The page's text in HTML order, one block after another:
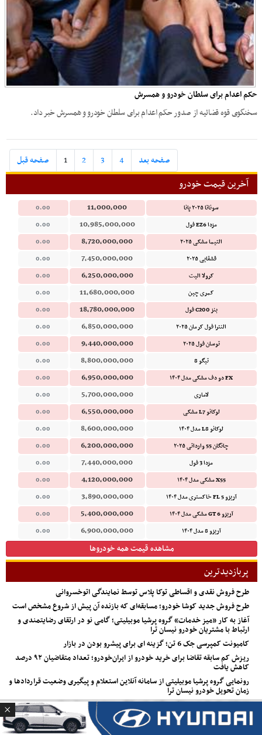
حکم اعدام برای سلطان خودرو و همسرش
سخنگوی قوه قضائیه از صدور حکم اعدام برای سلطان خودرو و همسرش خبر داد.
صفحه قبل 1 2 3 4 صفحه بعد
آخرین قیمت خودرو
سوناتا ۲۰۲۵ پانا 11,000,000
0.00
مزدا EZ6 فول
10,985,000,000
0.00
التیما مشکی ۲۰۲۵
8,720,000,000
0.00
قشقایی ۲۰۲۵
7,450,000,000
0.00
کرولا الیت
6,250,000,000
0.00
کمری چین
11,680,000,000
0.00
بنز C200 فول
18,780,000,000
0.00
النترا فول کرمان ۲۰۲۵
6,850,000,000
0.00
توسان فول ۲۰۲۵
9,440,000,000
0.00
تیگو 8
8,800,000,000
0.00
FX دو دف مشکی مدل ۱۴۰۴
6,950,000,000
0.00
لاماری
5,700,000,000
0.00
لوکانو L7 مشکی
6,550,000,000
0.00
لوکانو L8 مدل ۱۴۰۴
8,600,000,000
0.00
چانگان 55 وارداتی ۲۰۲۵
6,200,000,000
0.00
مزدا 3 فول
7,440,000,000
0.00
X55 مشکی مدل ۱۴۰۴
4,120,000,000
0.00
آریزو 5 FL خاکستری مدل ۱۴۰۴
3,890,000,000
0.00
آریزو 6 GT مشکی مدل ۱۴۰۴
5,400,000,000
0.00
آریزو 8 مدل ۱۴۰۴
6,900,000,000
0.00
مشاهده قیمت همه خودروها
پربازدیدترین
طرح فروش نقدی و اقساطی توکا پلاس توسط نمایندگی اتوخسروانی
طرح فروش جدید کوشا خودرو؛ مسابقه‌ای که بازنده آن پیش از شروع مشخص است
آغاز به کار «میز خدمات» گروه پرشیا موبیلیتی؛ گامی نو در ارتقای رضایتمندی و
ارتباط با مشتریان خودرو نیسان ترا
کامیونت کمپرسی جک 6 تن؛ گزینه ای برای پیشرو بودن در بازار
ریزش کم‌ سابقه تقاضا برای خرید خودرو از ایران‌خودرو؛ تعداد متقاضیان ۹۲ درصد
کاهش یافت
رونمایی گروه پرشیا موبیلیتی از سامانه آنلاین استعلام و پیگیری وضعیت قراردادها و
زمان تحویل خودرو نیسان ترا
ده دلیل برای خرید وویا فری؛ کراس‌اوور لوکس و مدرن سروش موتور
پس از عبور از چالش‌های ژئوپلیتیک و مسیرهای جایگزین؛ محموله قطعات نیسان ترا
وارد گمرکات کشور شد